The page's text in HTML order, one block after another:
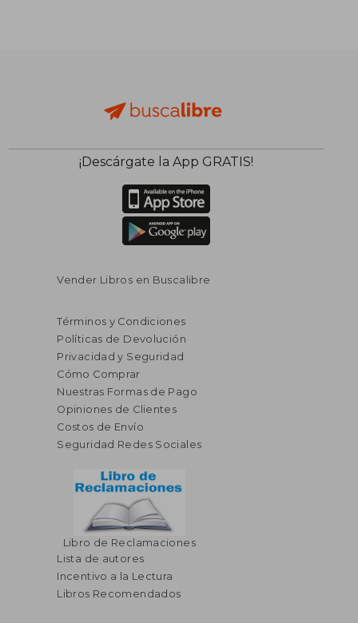
¡Descárgate la App GRATIS!
Vender Libros en Buscalibre
Términos y Condiciones
Políticas de Devolución
Privacidad y Seguridad
Cómo Comprar
Nuestras Formas de Pago
Opiniones de Clientes
Costos de Envío
Seguridad Redes Sociales
Libro de Reclamaciones
Lista de autores
Incentivo a la Lectura
Libros Recomendados